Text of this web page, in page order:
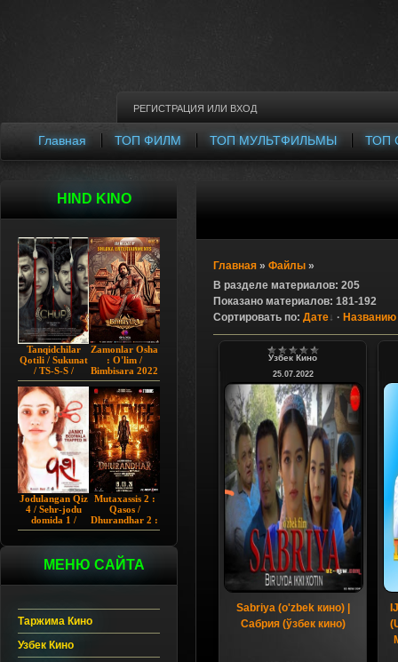
РЕГИСТРАЦИЯ ИЛИ ВХОД
ТОП
ТОП МУЛЬТФИЛЬМЫ
ТОП ФИЛМ
Главная
HIND KINO
Tanqidchilar
Qotili / Sukunat
/ TS-S-S /
Jimjitlik
Ortidagi Sir /
Chup 2022 HD
Hind kino
Zamonlar Osha
: O'lim /
Bimbisara 2022
Hind kino
Uzbek tilida
Jodulangan Qiz
4 / Sehr-jodu
domida 1 /
Egallangan 1 /
Hind kino
Uzbek tilida
Mutaxassis 2 :
Qasos /
Dhurandhar 2 :
Intiqom 2026
МЕНЮ САЙТА
Таржима Кино
Узбек Кино
Главная » Файлы »
В разделе материалов: 205
Показано материалов: 181-192
Сортировать по: Дате · Названию
Узбек Кино
25.07.2022
Sabriya (o'zbek кино) |
Сабрия (ўзбек кино)